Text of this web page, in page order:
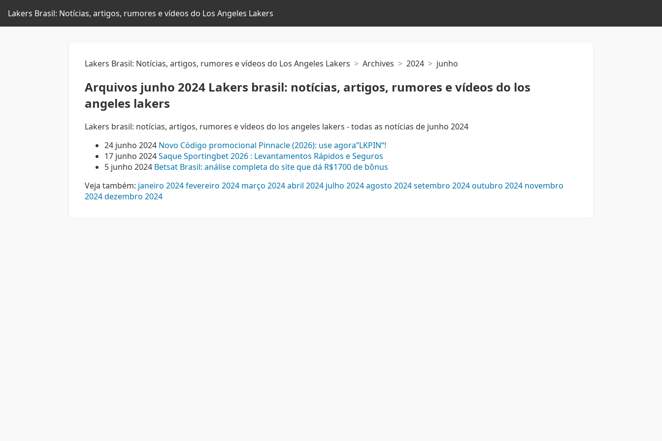
Lakers Brasil: Notícias, artigos, rumores e vídeos do Los Angeles Lakers
Lakers Brasil: Notícias, artigos, rumores e vídeos do Los Angeles Lakers Archives 2024 junho
Arquivos junho 2024 Lakers brasil: notícias, artigos, rumores e vídeos do los
angeles lakers
Lakers brasil: notícias, artigos, rumores e vídeos do los angeles lakers - todas as notícias de junho 2024
24 junho 2024 Novo Código promocional Pinnacle (2026): use agora”LKPIN“!
17 junho 2024Saque Sportingbet 2026 : Levantamentos Rápidos e Seguros
5 junho 2024 Betsat Brasil: análise completa do site que dá R$1700 de bônus
Veja também: janeiro 2024fevereiro 2024 março 2024abril 2024 julho 2024agosto 2024setembro 2024outubro 2024 novembro
2024dezembro 2024